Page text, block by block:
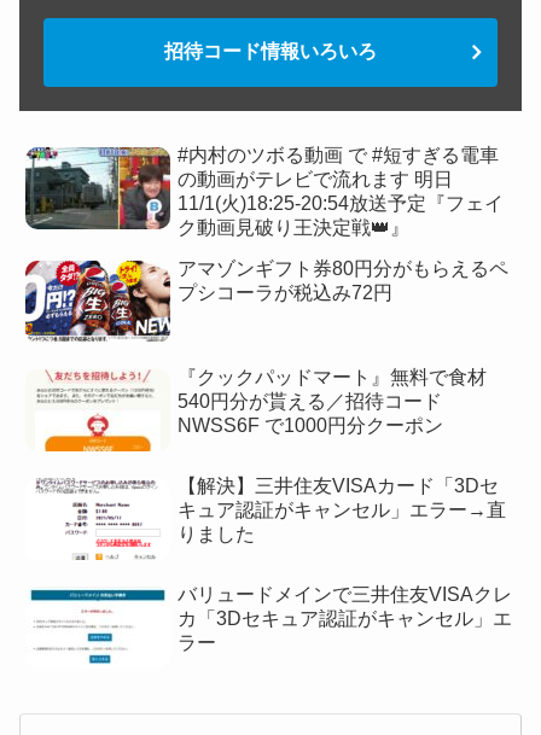
招待コード情報いろいろ
#内村のツボる動画 で #短すぎる電車
の動画がテレビで流れます 明日
11/1(火)18:25-20:54放送予定『フェイ
ク動画見破り王決定戦👑』
アマゾンギフト券80円分がもらえるペ
プシコーラが税込み72円
『クックパッドマート』無料で食材
540円分が貰える／招待コード
NWSS6F で1000円分クーポン
【解決】三井住友VISAカード「3Dセ
キュア認証がキャンセル」エラー→直
りました
バリュードメインで三井住友VISAクレ
カ「3Dセキュア認証がキャンセル」エ
ラー